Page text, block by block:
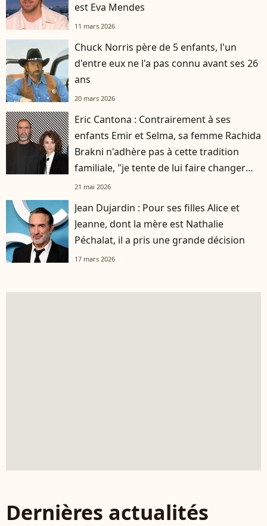
est Eva Mendes
11 mars 2026
Chuck Norris père de 5 enfants, l'un
d'entre eux ne l'a pas connu avant ses 26
ans
20 mars 2026
Eric Cantona : Contrairement à ses
enfants Emir et Selma, sa femme Rachida
Brakni n'adhère pas à cette tradition
familiale, "je tente de lui faire changer
d'avis"
21 mai 2026
Jean Dujardin : Pour ses filles Alice et
Jeanne, dont la mère est Nathalie
Péchalat, il a pris une grande décision
17 mars 2026
Dernières actualités